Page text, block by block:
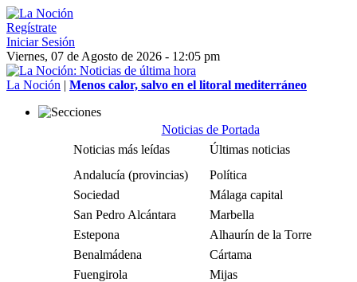
Regístrate
Iniciar Sesión
Viernes, 07 de Agosto de 2026 - 12:05 pm
La Noción | Menos calor, salvo en el litoral mediterráneo
Noticias de Portada
Noticias más leídas
Últimas noticias
Andalucía (provincias)
Política
Sociedad
Málaga capital
San Pedro Alcántara
Marbella
Estepona
Alhaurín de la Torre
Benalmádena
Cártama
Fuengirola
Mijas